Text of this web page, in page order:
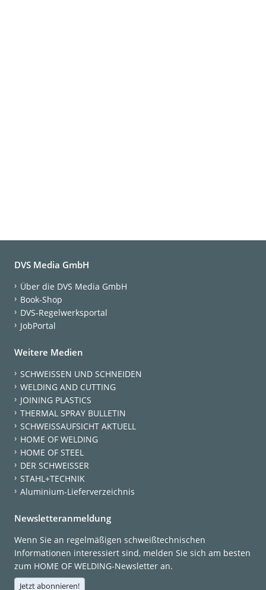
DVS Media GmbH
Über die DVS Media GmbH
Book-Shop
DVS-Regelwerksportal
JobPortal
Weitere Medien
SCHWEISSEN UND SCHNEIDEN
WELDING AND CUTTING
JOINING PLASTICS
THERMAL SPRAY BULLETIN
SCHWEISSAUFSICHT AKTUELL
HOME OF WELDING
HOME OF STEEL
DER SCHWEISSER
STAHL+TECHNIK
Aluminium-Lieferverzeichnis
Newsletteranmeldung
Wenn Sie an regelmäßigen schweißtechnischen
Informationen interessiert sind, melden Sie sich am besten
zum HOME OF WELDING-Newsletter an.
Jetzt abonnieren!